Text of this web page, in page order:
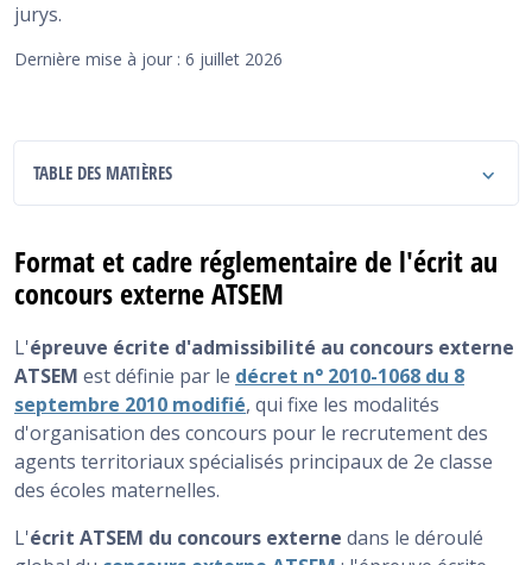
jurys.
Dernière mise à jour : 6 juillet 2026
TABLE DES MATIÈRES
externe ATSEM
Thèmes au programme de l'écrit au concours
Barème et correction à l'écrit concours externe
ATSEM
Résultats des sessions récentes à l'écrit externe
ATSEM
Ce que le jury attend à l'écrit du concours externe
ATSEM
Format et cadre réglementaire de l'écrit au
concours externe ATSEM
L'épreuve écrite d'admissibilité au concours externe
ATSEM est définie par le décret n° 2010-1068 du 8
septembre 2010 modifié, qui fixe les modalités
d'organisation des concours pour le recrutement des
agents territoriaux spécialisés principaux de 2e classe
des écoles maternelles.
L'écrit ATSEM du concours externe dans le déroulé